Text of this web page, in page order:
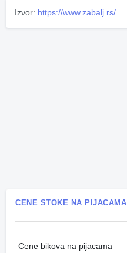
Izvor: https://www.zabalj.rs/
CENE STOKE NA PIJACAMA
Cene bikova na pijacama